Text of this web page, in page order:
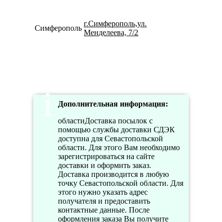
Симферополь
г.Симферополь,ул.
Менделеева, 7/2
Дополнительная информация:
областиДоставка посылок с
помощью службы доставки СДЭК
доступна для Севастопольской
области. Для этого Вам необходимо
зарегистрироваться на сайте
доставки и оформить заказ.
Доставка производится в любую
точку Севастопольской области. Для
этого нужно указать адрес
получателя и предоставить
контактные данные. После
оформления заказа Вы получите